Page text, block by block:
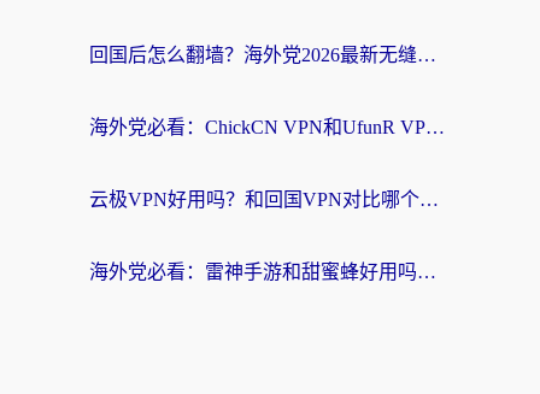
回国后怎么翻墙？海外党2026最新无缝访问国内资源全攻略（附对比实测）
海外党必看：ChickCN VPN和UfunR VPN对比哪个回国效果更好？附实用选择指南
云极VPN好用吗？和回国VPN对比哪个回国效果更好？海外党亲测避坑指南
海外党必看：雷神手游和甜蜜蜂好用吗？3步选对回国加速器无缝刷国内资源